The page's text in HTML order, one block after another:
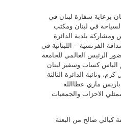
برعاية سفارة لبنان في
في لبنان ومكتب
ومشاركة بلدية الدائرة
الفرنسية – اللبنانية في
الرئيس العالمي للجامعة
الياس كساب وسفير لبنان
ونائبة الدائرة الثالثة
ماري عطاالله
الاحزاب والجمعيات
كيالي صالح من البعثة